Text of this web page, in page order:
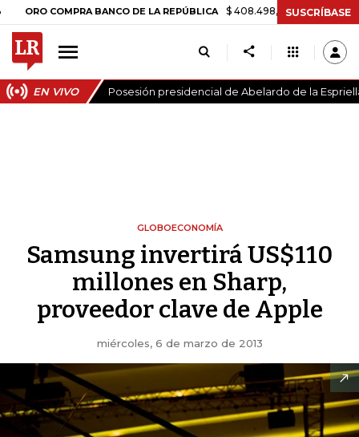
COMPRA BANCO DE LA REPÚBLICA $ 408.498,97 +$ 8.753,81 +2,19%
SUSCRÍBASE
EN VIVO Posesión presidencial de Abelardo de la
GLOBOECONOMÍA
Samsung invertirá US$110
millones en Sharp,
proveedor clave de Apple
miércoles, 6 de marzo de 2013